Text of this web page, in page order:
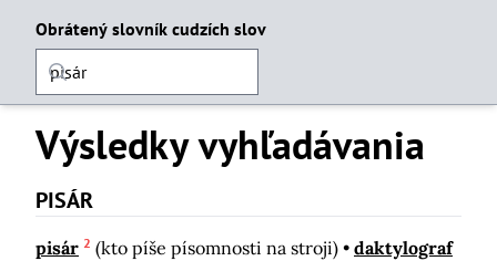
Obrátený slovník cudzích slov
Výsledky vyhľadávania
PISÁR
pisár 2 (kto píše písomnosti na stroji)
daktylograf